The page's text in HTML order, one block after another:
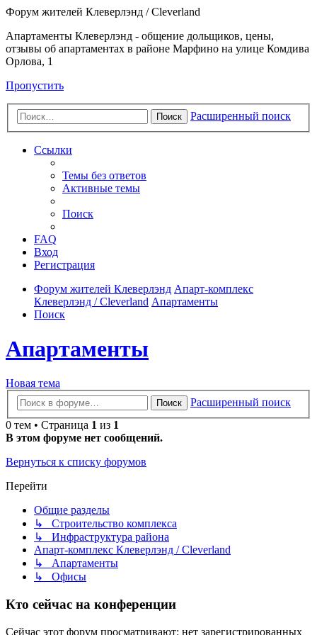
Форум жителей Клеверлэнд / Cleverland
Апартаменты Клеверлэнд - общение дольщиков, цены,
отзывы об апартаментах в районе Марфино на улице Комдива
Орлова, 1
Пропустить
Поиск Расширенный поиск
Ссылки
Темы без ответов
Активные темы
Поиск
FAQ
Вход
Регистрация
Форум жителей Клеверлэнд Апарт-комплекс
Клеверлэнд / Cleverland Апартаменты
Поиск
Апартаменты
Новая тема
Поиск
Расширенный поиск
0 тем • Страница 1 из 1
В этом форуме нет сообщений.
Вернуться к списку форумов
Перейти
Общие разделы
↳ Строительство комплекса
↳ Инфраструктура района
Апарт-комплекс Клеверлэнд / Cleverland
↳ Апартаменты
↳ Офисы
Кто сейчас на конференции
Сейчас этот форум просматривают: нет зарегистрированных